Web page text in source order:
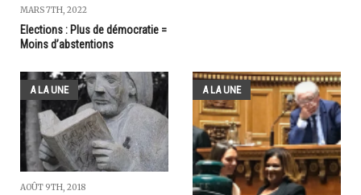
MARS 7TH, 2022
Elections : Plus de démocratie =
Moins d’abstentions
A LA UNE
AOÛT 9TH, 2018
A LA UNE